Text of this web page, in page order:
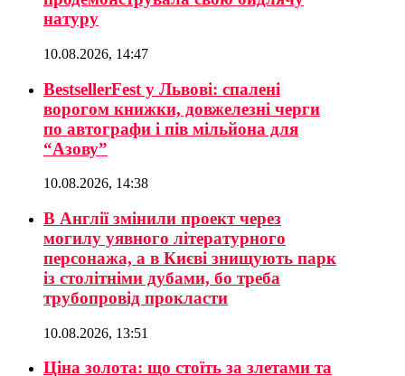
натуру
10.08.2026, 14:47
BestsellerFest у Львові: спалені
ворогом книжки, довжелезні черги
по автографи і пів мільйона для
“Азову”
10.08.2026, 14:38
В Англії змінили проект через
могилу уявного літературного
персонажа, а в Києві знищують парк
із столітніми дубами, бо треба
трубопровід прокласти
10.08.2026, 13:51
Ціна золота: що стоїть за злетами та